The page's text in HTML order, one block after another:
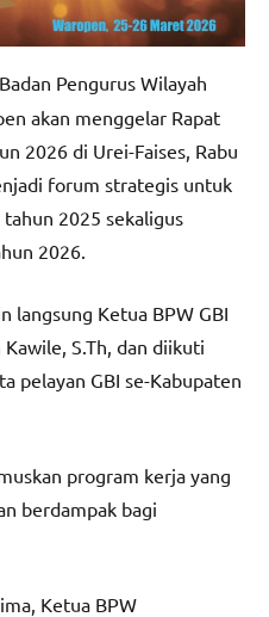
Pengurus Wilayah
akan menggelar Rapat
2026 di Urei-Faises, Rabu
forum strategis untuk
2025 sekaligus
2026.
langsung Ketua BPW GBI
S.Th, dan diikuti
pelayan GBI se-Kabupaten
program kerja yang
berdampak bagi
Ketua BPW